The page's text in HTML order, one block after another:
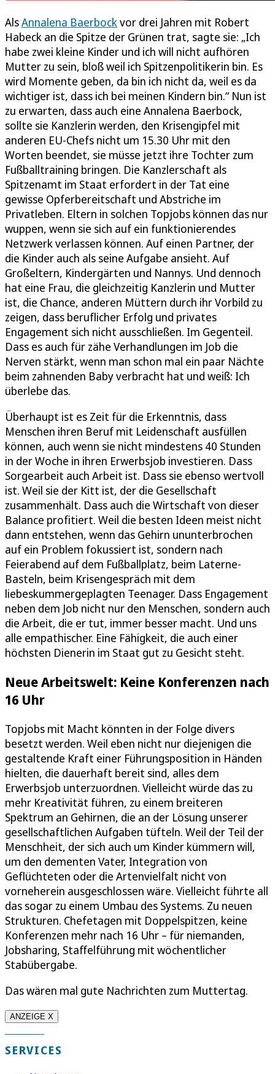
AlsAnnalena Baerbockvor drei Jahren mit Robert
Habeck an die Spitze der Grünen trat, sagte sie: „Ich
habe zwei kleine Kinder und ich will nicht aufhören
Mutter zu sein, bloß weil ich Spitzenpolitikerin bin. Es
wird Momente geben, da bin ich nicht da, weil es da
wichtiger ist, dass ich bei meinen Kindern bin.“ Nun ist
zu erwarten, dass auch eine Annalena Baerbock,
sollte sie Kanzlerin werden, den Krisengipfel mit
anderen EU-Chefs nicht um 15.30 Uhr mit den
Worten beendet, sie müsse jetzt ihre Tochter zum
Fußballtraining bringen. Die Kanzlerschaft als
Spitzenamt im Staat erfordert in der Tat eine
gewisse Opferbereitschaft und Abstriche im
Privatleben. Eltern in solchen Topjobs können das nur
wuppen, wenn sie sich auf ein funktionierendes
Netzwerk verlassen können. Auf einen Partner, der
die Kinder auch als seine Aufgabe ansieht. Auf
Großeltern, Kindergärten und Nannys. Und dennoch
hat eine Frau, die gleichzeitig Kanzlerin und Mutter
ist, die Chance, anderen Müttern durch ihr Vorbild zu
zeigen, dass beruflicher Erfolg und privates
Engagement sich nicht ausschließen. Im Gegenteil.
Dass es auch für zähe Verhandlungen im Job die
Nerven stärkt, wenn man schon mal ein paar Nächte
beim zahnenden Baby verbracht hat und weiß: Ich
überlebe das.
Überhaupt ist es Zeit für die Erkenntnis, dass
Menschen ihren Beruf mit Leidenschaft ausfüllen
können, auch wenn sie nicht mindestens 40 Stunden
in der Woche in ihren Erwerbsjob investieren. Dass
Sorgearbeit auch Arbeit ist. Dass sie ebenso wertvoll
ist. Weil sie der Kitt ist, der die Gesellschaft
zusammenhält. Dass auch die Wirtschaft von dieser
Balance profitiert. Weil die besten Ideen meist nicht
dann entstehen, wenn das Gehirn ununterbrochen
auf ein Problem fokussiert ist, sondern nach
Feierabend auf dem Fußballplatz, beim Laterne-
Basteln, beim Krisengespräch mit dem
liebeskummergeplagten Teenager. Dass Engagement
neben dem Job nicht nur den Menschen, sondern auch
die Arbeit, die er tut, immer besser macht. Und uns
alle empathischer. Eine Fähigkeit, die auch einer
höchsten Dienerin im Staat gut zu Gesicht steht.
Neue Arbeitswelt: Keine Konferenzen nach
16 Uhr
Topjobs mit Macht könnten in der Folge divers
besetzt werden. Weil eben nicht nur diejenigen die
gestaltende Kraft einer Führungsposition in Händen
hielten, die dauerhaft bereit sind, alles dem
Erwerbsjob unterzuordnen. Vielleicht würde das zu
mehr Kreativität führen, zu einem breiteren
Spektrum an Gehirnen, die an der Lösung unserer
gesellschaftlichen Aufgaben tüfteln. Weil der Teil der
Menschheit, der sich auch um Kinder kümmern will,
um den dementen Vater, Integration von
Geflüchteten oder die Artenvielfalt nicht von
vorneherein ausgeschlossen wäre. Vielleicht führte all
das sogar zu einem Umbau des Systems. Zu neuen
Strukturen. Chefetagen mit Doppelspitzen, keine
Konferenzen mehr nach 16 Uhr – für niemanden,
Jobsharing, Staffelführung mit wöchentlicher
Stabübergabe.
Das wären mal gute Nachrichten zum Muttertag.
ANZEIGE X
SERVICES